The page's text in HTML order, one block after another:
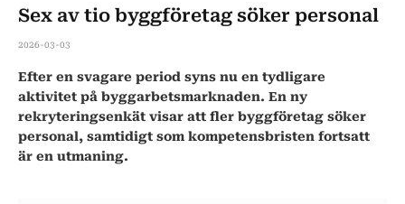
Sex av tio byggföretag söker personal
2026-03-03
Efter en svagare period syns nu en tydligare
aktivitet på byggarbetsmarknaden. En ny
rekryteringsenkät visar att fler byggföretag söker
personal, samtidigt som kompetensbristen fortsatt
är en utmaning.